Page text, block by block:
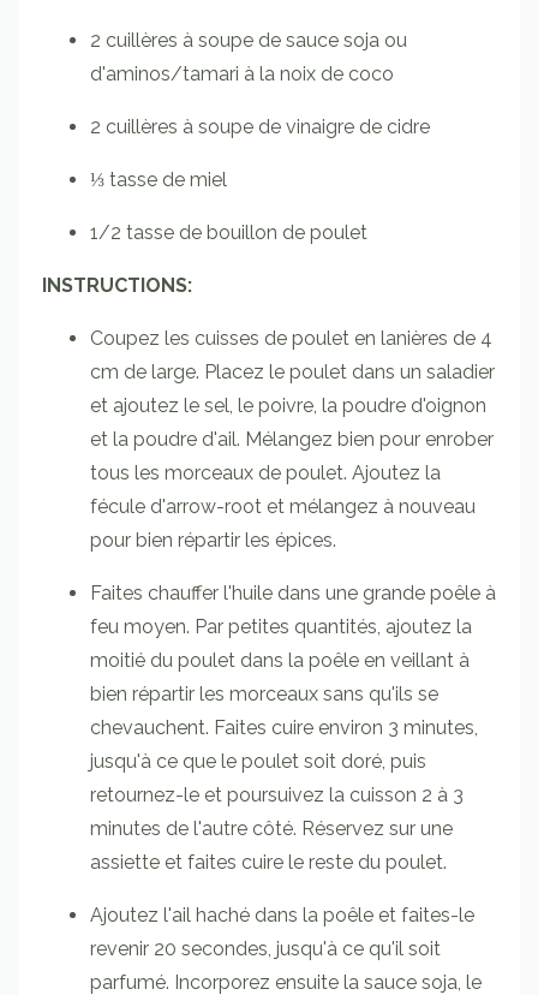
2 cuillères à soupe de sauce soja ou
d'aminos/tamari à la noix de coco
2 cuillères à soupe de vinaigre de cidre
⅓ tasse de miel
1/2 tasse de bouillon de poulet
INSTRUCTIONS:
Coupez les cuisses de poulet en lanières de 4
cm de large. Placez le poulet dans un saladier
et ajoutez le sel, le poivre, la poudre d'oignon
et la poudre d'ail. Mélangez bien pour enrober
tous les morceaux de poulet. Ajoutez la
fécule d'arrow-root et mélangez à nouveau
pour bien répartir les épices.
Faites chauffer l'huile dans une grande poêle à
feu moyen. Par petites quantités, ajoutez la
moitié du poulet dans la poêle en veillant à
bien répartir les morceaux sans qu'ils se
chevauchent. Faites cuire environ 3 minutes,
jusqu'à ce que le poulet soit doré, puis
retournez-le et poursuivez la cuisson 2 à 3
minutes de l'autre côté. Réservez sur une
assiette et faites cuire le reste du poulet.
Ajoutez l'ail haché dans la poêle et faites-le
revenir 20 secondes, jusqu'à ce qu'il soit
parfumé. Incorporez ensuite la sauce soja, le